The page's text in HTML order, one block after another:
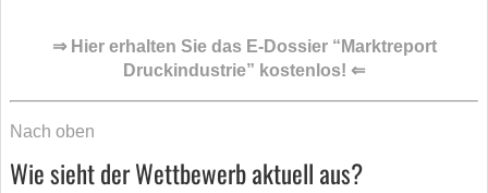
⇒ Hier erhalten Sie das E-Dossier “Marktreport
Druckindustrie” kostenlos! ⇐
Nach oben
Wie sieht der Wettbewerb aktuell aus?